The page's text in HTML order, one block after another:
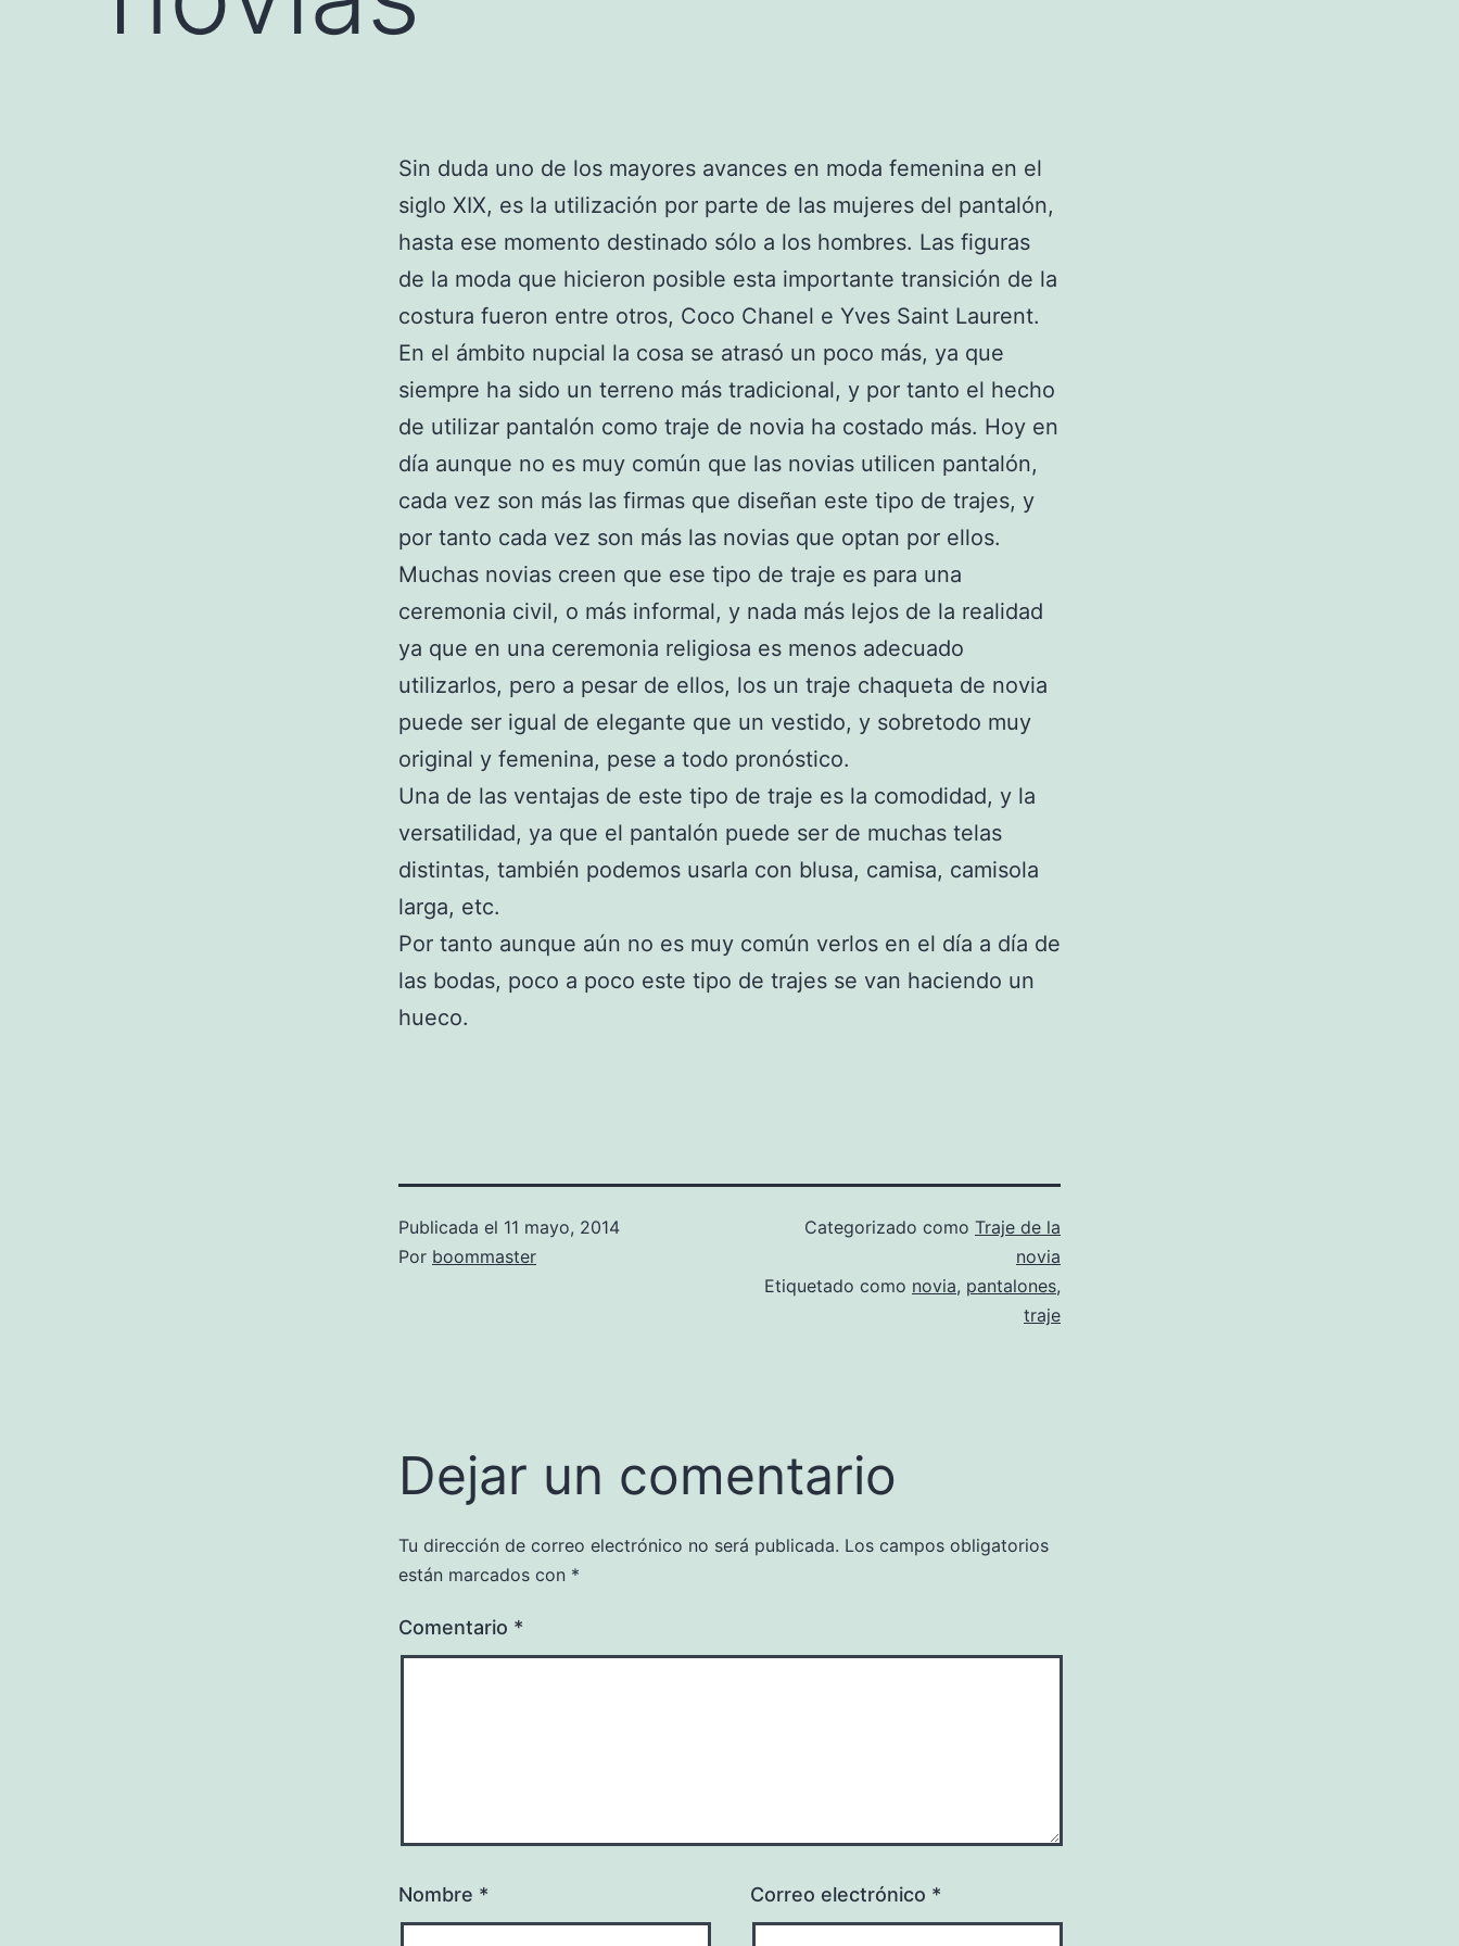
Sin duda uno de los mayores avances en moda femenina en el
siglo XIX, es la utilización por parte de las mujeres del pantalón,
hasta ese momento destinado sólo a los hombres. Las figuras
de la moda que hicieron posible esta importante transición de la
costura fueron entre otros, Coco Chanel e Yves Saint Laurent.
En el ámbito nupcial la cosa se atrasó un poco más, ya que
siempre ha sido un terreno más tradicional, y por tanto el hecho
de utilizar pantalón como traje de novia ha costado más. Hoy en
día aunque no es muy común que las novias utilicen pantalón,
cada vez son más las firmas que diseñan este tipo de trajes, y
por tanto cada vez son más las novias que optan por ellos.
Muchas novias creen que ese tipo de traje es para una
ceremonia civil, o más informal, y nada más lejos de la realidad
ya que en una ceremonia religiosa es menos adecuado
utilizarlos, pero a pesar de ellos, los un traje chaqueta de novia
puede ser igual de elegante que un vestido, y sobretodo muy
original y femenina, pese a todo pronóstico.
Una de las ventajas de este tipo de traje es la comodidad, y la
versatilidad, ya que el pantalón puede ser de muchas telas
distintas, también podemos usarla con blusa, camisa, camisola
larga, etc.
Por tanto aunque aún no es muy común verlos en el día a día de
las bodas, poco a poco este tipo de trajes se van haciendo un
hueco.
Publicada el 11 mayo, 2014
Por boommaster
Categorizado como Traje de la
novia
Etiquetado como novia, pantalones,
traje
Dejar un comentario
Tu dirección de correo electrónico no será publicada. Los campos obligatorios
están marcados con *
Comentario *
Nombre * Correo electrónico *